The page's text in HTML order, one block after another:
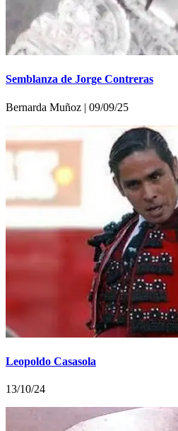
Semblanza de Jorge Contreras
Bernarda Muñoz | 09/09/25
Leopoldo Casasola
13/10/24